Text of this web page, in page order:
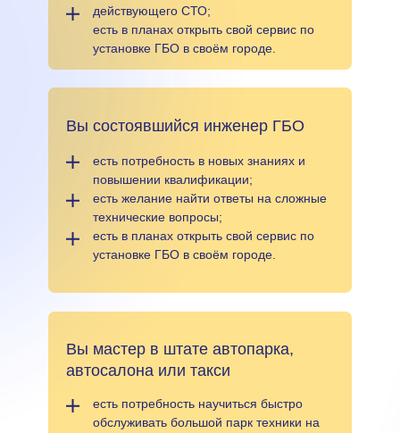
действующего СТО;
есть в планах открыть свой сервис по
установке ГБО в своём городе.
Вы мастер в штате автопарка,
автосалона или такси
есть потребность научиться быстро
обслуживать большой парк техники на
Вы состоявшийся инженер ГБО
есть потребность в новых знаниях и
повышении квалификации;
есть желание найти ответы на сложные
технические вопросы;
есть в планах открыть свой сервис по
установке ГБО в своём городе.